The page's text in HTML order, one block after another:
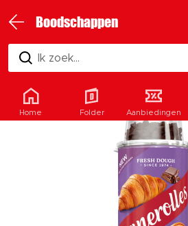
Boodschappen
Ik zoek...
Home Folder Aanbiedingen